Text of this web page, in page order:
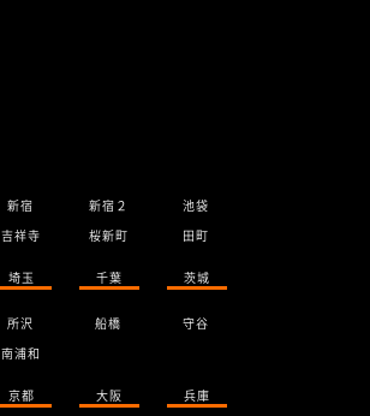
新宿 新宿２
池袋
吉祥寺 桜新町 田町
埼玉 千葉 茨城
所沢 船橋
守谷
南浦和
京都 大阪 兵庫